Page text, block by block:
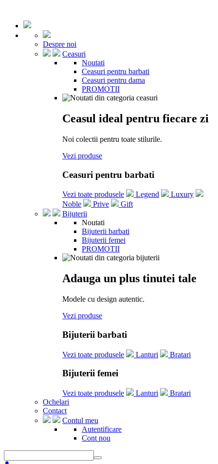
Despre noi
Ceasuri
Noutati
Ceasuri pentru barbati
Ceasuri pentru dama
PROMOTII
Ceasul ideal pentru fiecare zi
Noi colectii pentru toate stilurile.
Vezi produse
Ceasuri pentru barbati
Vezi toate produsele Legend
Luxury
Noble
Prive
Gift
Bijuterii
Noutati
Bijuterii barbati
Bijuterii femei
PROMOTII
Adauga un plus tinutei tale
Modele cu design autentic.
Vezi produse
Bijuterii barbati
Vezi toate produsele Lanturi Bratari
Bijuterii femei
Vezi toate produsele Lanturi
Bratari
Ochelari
Contact
Contul meu
Autentificare
Cont nou